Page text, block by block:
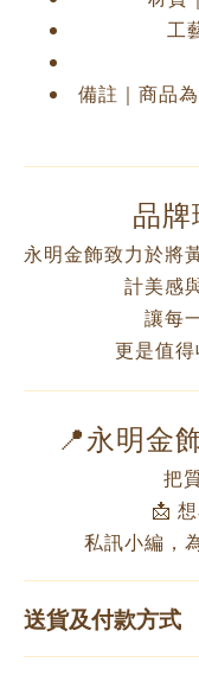
工
備註｜商品
品
永明金飾致力於將
計美感
讓每
更是值得
📍永明金
把
📩
私訊小編，
送貨及付款方式